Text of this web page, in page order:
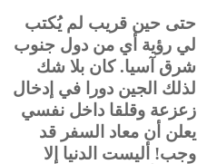
حتى حين قريب لم يُكتب
لي رؤية أي من دول جنوب
شرق آسيا. كان بلا شك
لذلك الجين دورا في إدخال
زعزعة وقلقا داخل نفسي
يعلن أن معاد السفر قد
وجب! أليست الدنيا إلا